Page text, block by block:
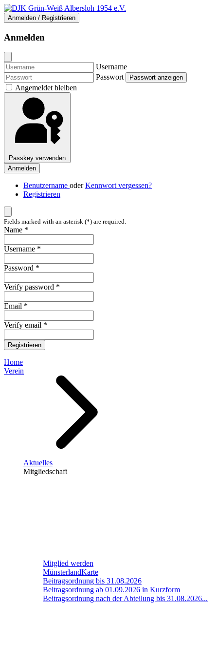
Anmelden / Registrieren
Anmelden
Username
Passwort
Passwort anzeigen
Angemeldet bleiben
Passkey verwenden
Anmelden
Benutzername oderKennwort vergessen?
Registrieren
Fields marked with an asterisk (*) are required.
Name *
Username *
Password *
Verify password *
Email *
Verify email *
Registrieren
Home
Verein
Aktuelles
Mitgliedschaft
Mitglied werden
MünsterlandKarte
Beitragsordnung bis 31.08.2026
Beitragsordnung ab 01.09.2026 in Kurzform
Beitragsordnung nach der Abteilung bis 31.08.2026...